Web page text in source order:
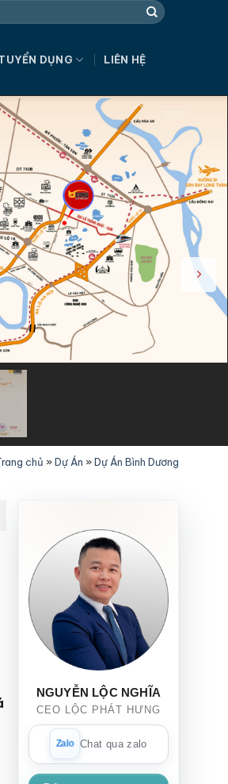
DỤNG LIÊN HỆ
chủ »Dự Án »Dự Án Bình Dương
NGUYỄN LỘC NGHĨA
CEO LỘC PHÁT HƯNG
Chat qua zalo